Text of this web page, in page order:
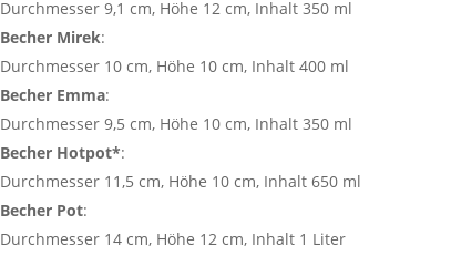
Durchmesser 9,1 cm, Höhe 12 cm, Inhalt 350 ml
Becher Mirek:
Durchmesser 10 cm, Höhe 10 cm, Inhalt 400 ml
Becher Emma:
Durchmesser 9,5 cm, Höhe 10 cm, Inhalt 350 ml
Becher Hotpot*:
Durchmesser 11,5 cm, Höhe 10 cm, Inhalt 650 ml
Becher Pot:
Durchmesser 14 cm, Höhe 12 cm, Inhalt 1 Liter